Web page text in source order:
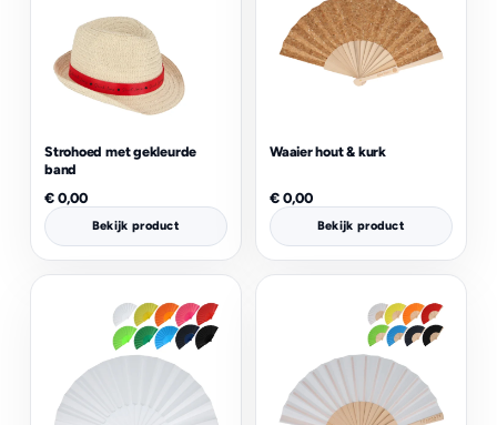
Strohoed met gekleurde
band
€0,00
Bekijk product
Waaier hout & kurk
€0,00
Bekijk product